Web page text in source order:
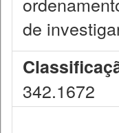
de
342.1672